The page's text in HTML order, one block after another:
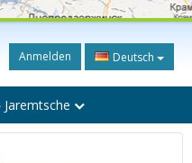
Anmelden Deutsch
Jaremtsche